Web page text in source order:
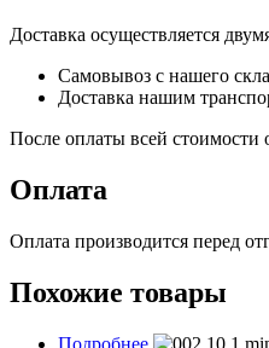
Доставка осуществляется
Самовывоз с нашего
Доставка нашим
После оплаты всей стоимости
Оплата
Оплата производится перед
Похожие товары
Подробнее